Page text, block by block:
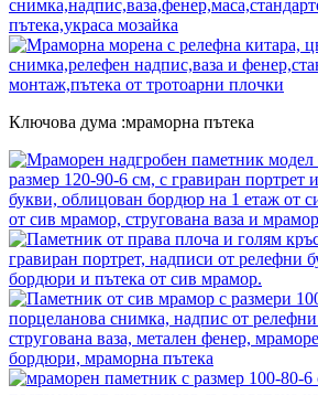
Ключова дума :мраморна пътека